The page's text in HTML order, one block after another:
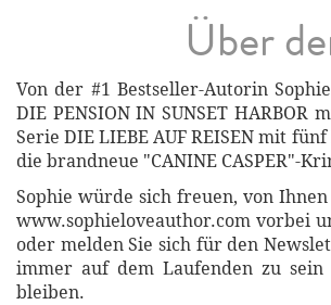
Über
Von der #1 Bestseller-Autorin
DIE PENSION IN SUNSET
Serie DIE LIEBE AUF REISEN mit
die brandneue "CANINE CASPER"-
Sophie würde sich freuen, von
www.sophieloveauthor.com vorbei
oder melden Sie sich für den
immer auf dem Laufenden zu
bleiben.